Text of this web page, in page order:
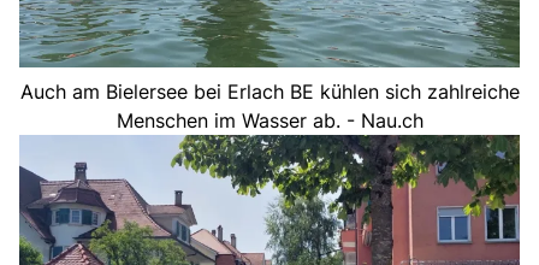
Auch am Bielersee bei Erlach BE kühlen sich zahlreiche
Menschen im Wasser ab. - Nau.ch